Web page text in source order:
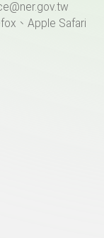
、Apple Safari